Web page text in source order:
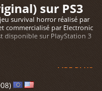
sur PS3
survival horror réalisé par
commercialisé par Electronic
disponible sur PlayStation 3
LIRE PLUS